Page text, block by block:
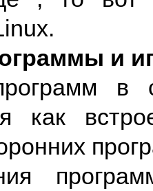
и
в
как